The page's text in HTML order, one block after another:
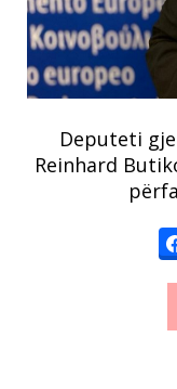
Deputeti
Reinhard